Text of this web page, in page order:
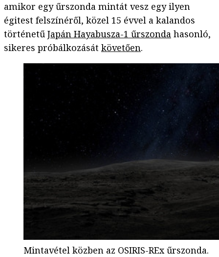
amikor egy űrszonda mintát vesz egy ilyen
égitest felszínéről, közel 15 évvel a kalandos
történetű Japán Hayabusza-1 űrszonda hasonló,
sikeres próbálkozását követően.
Mintavétel közben az OSIRIS-REx űrszonda.